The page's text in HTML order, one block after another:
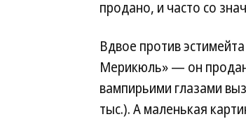
продано, и часто со
Вдвое против
Мерикюль» — он продан
вампирьими глазами
тыс.). А маленькая